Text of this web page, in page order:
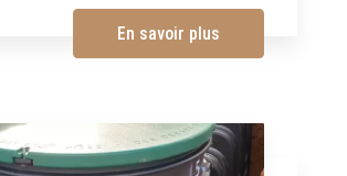
En savoir plus